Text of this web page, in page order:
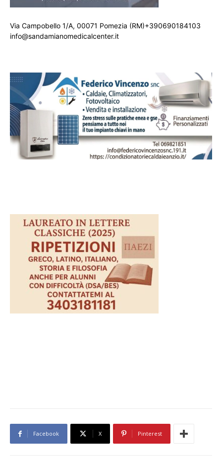
Via Campobello 1/A, 00071 Pomezia (RM)+390690184103
info@sandamianomedicalcenter.it
Facebook X Pinterest